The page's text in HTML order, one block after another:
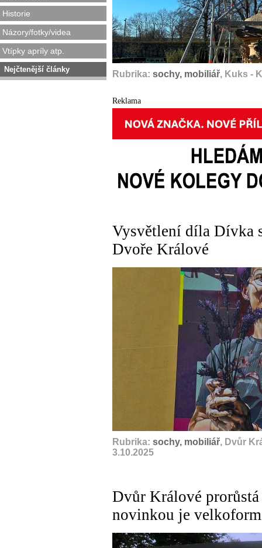
Historie
Názory/fotky/videa
Vtípky apríly atp.
Nejčtenější články Rubrika: sochy, mobiliář, Kuks -
Reklama
Vysvětlení díla Dívka
Dvoře Králové
Rubrika: sochy, mobiliář, Dvůr
3.10.2025
Dvůr Králové
novinkou je